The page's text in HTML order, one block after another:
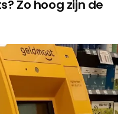
Zo hoog zijn de